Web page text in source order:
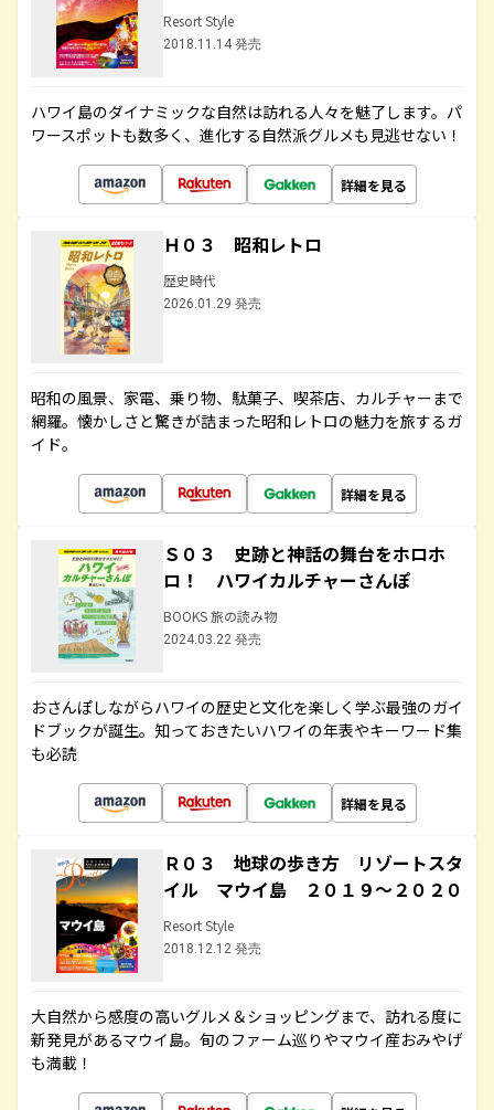
Resort Style
2018.11.14 発売
ハワイ島のダイナミックな自然は訪れる人々を魅了します。パ
ワースポットも数多く、進化する自然派グルメも見逃せない！
詳細を見る
Ｈ０３ 昭和レトロ
歴史時代
2026.01.29 発売
昭和の風景、家電、乗り物、駄菓子、喫茶店、カルチャーまで
網羅。懐かしさと驚きが詰まった昭和レトロの魅力を旅するガ
イド。
詳細を見る
Ｓ０３ 史跡と神話の舞台をホロホ
ロ！ ハワイカルチャーさんぽ
BOOKS 旅の読み物
2024.03.22 発売
おさんぽしながらハワイの歴史と文化を楽しく学ぶ最強のガイ
ドブックが誕生。知っておきたいハワイの年表やキーワード集
も必読
詳細を見る
Ｒ０３ 地球の歩き方 リゾートスタ
イル マウイ島 ２０１９～２０２０
Resort Style
2018.12.12 発売
大自然から感度の高いグルメ＆ショッピングまで、訪れる度に
新発見があるマウイ島。旬のファーム巡りやマウイ産おみやげ
も満載！